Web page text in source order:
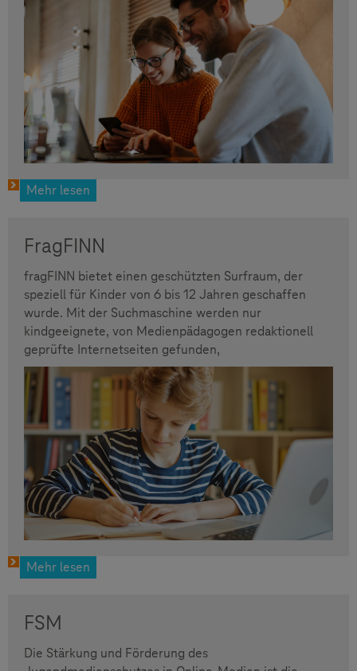
Mehr lesen
FragFINN
fragFINN bietet einen geschützten Surfraum, der
speziell für Kinder von 6 bis 12 Jahren geschaffen
wurde. Mit der Suchmaschine werden nur
kindgeeignete, von Medienpädagogen redaktionell
geprüfte Internetseiten gefunden,
Mehr lesen
FSM
Die Stärkung und Förderung des